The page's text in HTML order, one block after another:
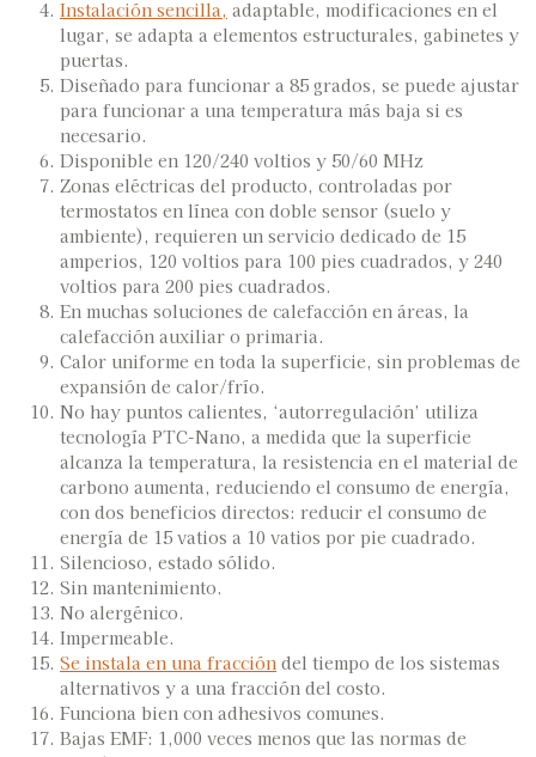
Instalación sencilla, adaptable, modificaciones en el
lugar, se adapta a elementos estructurales, gabinetes y
puertas.
Diseñado para funcionar a 85 grados, se puede ajustar
para funcionar a una temperatura más baja si es
necesario.
Disponible en 120/240 voltios y 50/60 MHz
Zonas eléctricas del producto, controladas por
termostatos en línea con doble sensor (suelo y
ambiente), requieren un servicio dedicado de 15
amperios, 120 voltios para 100 pies cuadrados, y 240
voltios para 200 pies cuadrados.
En muchas soluciones de calefacción en áreas, la
calefacción auxiliar o primaria.
Calor uniforme en toda la superficie, sin problemas de
expansión de calor/frío.
No hay puntos calientes, ‘autorregulación’ utiliza
tecnología PTC-Nano, a medida que la superficie
alcanza la temperatura, la resistencia en el material de
carbono aumenta, reduciendo el consumo de energía,
con dos beneficios directos: reducir el consumo de
energía de 15 vatios a 10 vatios por pie cuadrado.
Silencioso, estado sólido.
Sin mantenimiento.
No alergénico.
Impermeable.
Se instala en una fracción del tiempo de los sistemas
alternativos y a una fracción del costo.
Funciona bien con adhesivos comunes.
Bajas EMF: 1,000 veces menos que las normas de